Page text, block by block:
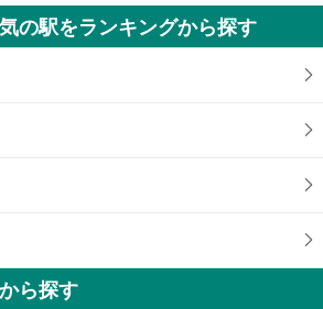
1,990万円
2LDK
の駅をランキングから探す
ら探す